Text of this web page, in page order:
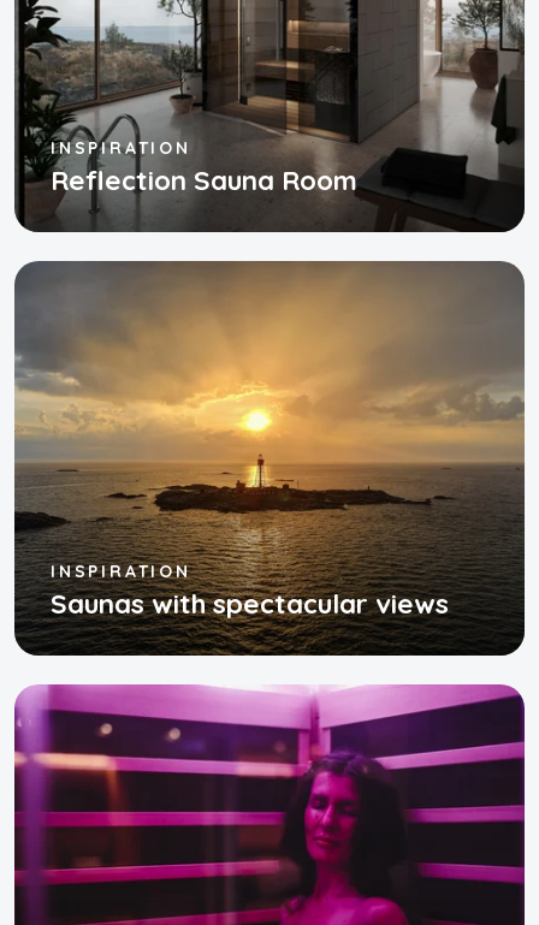
INSPIRATION
Reflection Sauna Room
INSPIRATION
Saunas with spectacular views